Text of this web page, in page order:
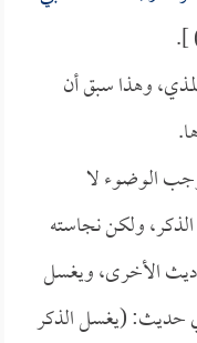
)
وهذا سبق أن
الوضوء لا
ولكن نجاسته
الأخرى، ويغسل
في حديث: (يغسل الذكر